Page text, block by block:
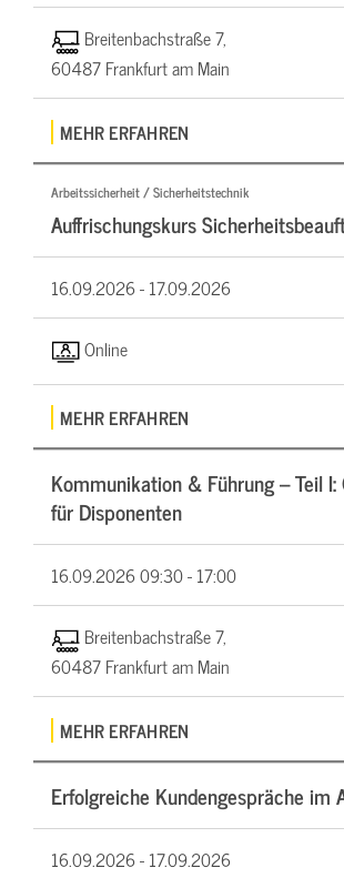
Breitenbachstraße 7,
60487 Frankfurt am Main
MEHR ERFAHREN
Arbeitssicherheit / Sicherheitstechnik
Auffrischungskurs
16.09.2026 -17.09.2026
Online
MEHR ERFAHREN
Kommunikation & Führung – Teil I:
für Disponenten
16.09.202609:30 - 17:00
Breitenbachstraße 7,
60487 Frankfurt am Main
MEHR ERFAHREN
Erfolgreiche Kundengespräche im
16.09.2026 -17.09.2026